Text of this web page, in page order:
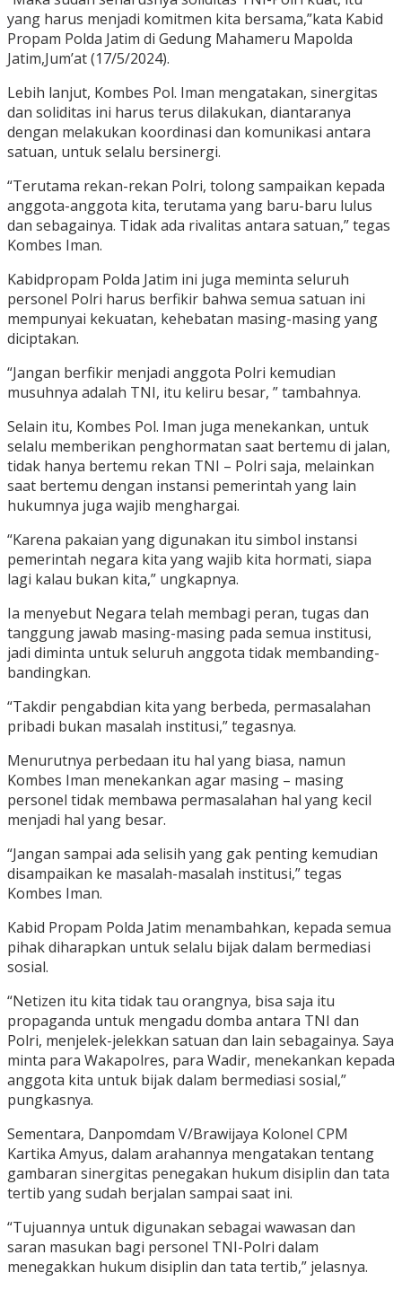
yang harus menjadi komitmen kita bersama,”kata Kabid
Propam Polda Jatim di Gedung Mahameru Mapolda
Jatim,Jum’at (17/5/2024).
Lebih lanjut, Kombes Pol. Iman mengatakan, sinergitas
dan soliditas ini harus terus dilakukan, diantaranya
dengan melakukan koordinasi dan komunikasi antara
satuan, untuk selalu bersinergi.
“Terutama rekan-rekan Polri, tolong sampaikan kepada
anggota-anggota kita, terutama yang baru-baru lulus
dan sebagainya. Tidak ada rivalitas antara satuan,” tegas
Kombes Iman.
Kabidpropam Polda Jatim ini juga meminta seluruh
personel Polri harus berfikir bahwa semua satuan ini
mempunyai kekuatan, kehebatan masing-masing yang
diciptakan.
“Jangan berfikir menjadi anggota Polri kemudian
musuhnya adalah TNI, itu keliru besar, ” tambahnya.
Selain itu, Kombes Pol. Iman juga menekankan, untuk
selalu memberikan penghormatan saat bertemu di jalan,
tidak hanya bertemu rekan TNI – Polri saja, melainkan
saat bertemu dengan instansi pemerintah yang lain
hukumnya juga wajib menghargai.
“Karena pakaian yang digunakan itu simbol instansi
pemerintah negara kita yang wajib kita hormati, siapa
lagi kalau bukan kita,” ungkapnya.
Ia menyebut Negara telah membagi peran, tugas dan
tanggung jawab masing-masing pada semua institusi,
jadi diminta untuk seluruh anggota tidak membanding-
bandingkan.
“Takdir pengabdian kita yang berbeda, permasalahan
pribadi bukan masalah institusi,” tegasnya.
Menurutnya perbedaan itu hal yang biasa, namun
Kombes Iman menekankan agar masing – masing
personel tidak membawa permasalahan hal yang kecil
menjadi hal yang besar.
“Jangan sampai ada selisih yang gak penting kemudian
disampaikan ke masalah-masalah institusi,” tegas
Kombes Iman.
Kabid Propam Polda Jatim menambahkan, kepada semua
pihak diharapkan untuk selalu bijak dalam bermediasi
sosial.
“Netizen itu kita tidak tau orangnya, bisa saja itu
propaganda untuk mengadu domba antara TNI dan
Polri, menjelek-jelekkan satuan dan lain sebagainya. Saya
minta para Wakapolres, para Wadir, menekankan kepada
anggota kita untuk bijak dalam bermediasi sosial,”
pungkasnya.
Sementara, Danpomdam V/Brawijaya Kolonel CPM
Kartika Amyus, dalam arahannya mengatakan tentang
gambaran sinergitas penegakan hukum disiplin dan tata
tertib yang sudah berjalan sampai saat ini.
“Tujuannya untuk digunakan sebagai wawasan dan
saran masukan bagi personel TNI-Polri dalam
menegakkan hukum disiplin dan tata tertib,” jelasnya.